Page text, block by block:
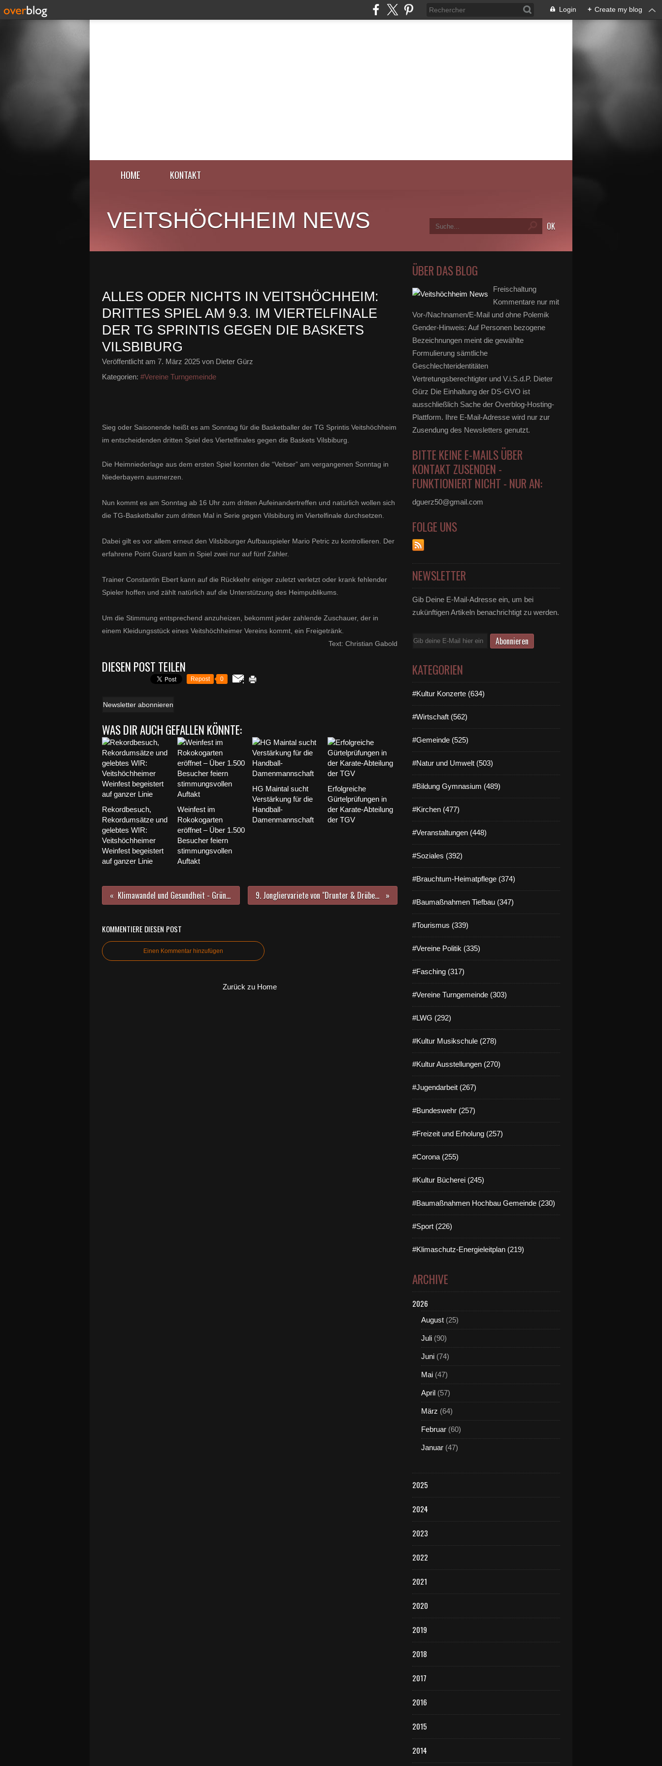
Login + Create my blog
HOME KONTAKT
VEITSHÖCHHEIM NEWS
ALLES ODER NICHTS IN VEITSHÖCHHEIM:
DRITTES SPIEL AM 9.3. IM VIERTELFINALE
DER TG SPRINTIS GEGEN DIE BASKETS
VILSBIBURG
Veröffentlicht am 7. März 2025 von Dieter Gürz
Kategorien: #Vereine Turngemeinde
Sieg oder Saisonende heißt es am Sonntag für die Basketballer der TG Sprintis Veitshöchheim
im entscheidenden dritten Spiel des Viertelfinales gegen die Baskets Vilsbiburg.
Die Heimniederlage aus dem ersten Spiel konnten die “Veitser” am vergangenen Sonntag in
Niederbayern ausmerzen.
Nun kommt es am Sonntag ab 16 Uhr zum dritten Aufeinandertreffen und natürlich wollen sich
die TG-Basketballer zum dritten Mal in Serie gegen Vilsbiburg im Viertelfinale durchsetzen.
Dabei gilt es vor allem erneut den Vilsbiburger Aufbauspieler Mario Petric zu kontrollieren. Der
erfahrene Point Guard kam in Spiel zwei nur auf fünf Zähler.
Trainer Constantin Ebert kann auf die Rückkehr einiger zuletzt verletzt oder krank fehlender
Spieler hoffen und zählt natürlich auf die Unterstützung des Heimpublikums.
Um die Stimmung entsprechend anzuheizen, bekommt jeder zahlende Zuschauer, der in
einem Kleidungsstück eines Veitshöchheimer Vereins kommt, ein Freigetränk.
Text: Christian Gabold
DIESEN POST TEILEN
Repost 0
Newsletter abonnieren
WAS DIR AUCH GEFALLEN KÖNNTE:
Rekordbesuch,
Rekordumsätze und
gelebtes WIR:
Veitshöchheimer
Weinfest begeistert
auf ganzer Linie
Weinfest im
Rokokogarten
eröffnet – Über 1.500
Besucher feiern
stimmungsvollen
Auftakt
HG Maintal sucht
Verstärkung für die
Handball-
Damenmannschaft
Erfolgreiche
Gürtelprüfungen in
der Karate-Abteilung
der TGV
Klimawandel und Gesundheit - Grünen-Einladung zu Vortrag und Diskussion am 28.3.2025 9. Jongliervariete von "Drunter & Drüber" des Gymnasiums Veitshöchheim am 6. und 7. April 2025
KOMMENTIERE DIESEN POST
Einen Kommentar hinzufügen
Zurück zu Home
ÜBER DAS BLOG
Freischaltung
Kommentare nur mit
Vor-/Nachnamen/E-Mail und ohne Polemik
Gender-Hinweis: Auf Personen bezogene
Bezeichnungen meint die gewählte
Formulierung sämtliche
Geschlechteridentitäten
Vertretungsberechtigter und V.i.S.d.P. Dieter
Gürz Die Einhaltung der DS-GVO ist
ausschließlich Sache der Overblog-Hosting-
Plattform. Ihre E-Mail-Adresse wird nur zur
Zusendung des Newsletters genutzt.
BITTE KEINE E-MAILS ÜBER
KONTAKT ZUSENDEN -
FUNKTIONIERT NICHT - NUR AN:
dguerz50@gmail.com
FOLGE UNS
NEWSLETTER
Gib Deine E-Mail-Adresse ein, um bei
zukünftigen Artikeln benachrichtigt zu werden.
E-
KATEGORIEN
#Kultur Konzerte (634)
#Wirtschaft (562)
#Gemeinde (525)
#Natur und Umwelt (503)
#Bildung Gymnasium (489)
#Kirchen (477)
#Veranstaltungen (448)
#Soziales (392)
#Brauchtum-Heimatpflege (374)
#Baumaßnahmen Tiefbau (347)
#Tourismus (339)
#Vereine Politik (335)
#Fasching (317)
#Vereine Turngemeinde (303)
#LWG (292)
#Kultur Musikschule (278)
#Kultur Ausstellungen (270)
#Jugendarbeit (267)
#Bundeswehr (257)
#Freizeit und Erholung (257)
#Corona (255)
#Kultur Bücherei (245)
#Baumaßnahmen Hochbau Gemeinde (230)
#Sport (226)
#Klimaschutz-Energieleitplan (219)
ARCHIVE
2026
August (25)
Juli (90)
Juni (74)
Mai (47)
April (57)
März (64)
Februar (60)
Januar (47)
2025
2024
2023
2022
2021
2020
2019
2018
2017
2016
2015
2014